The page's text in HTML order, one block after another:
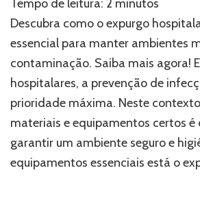
hospitalar
em
a
escolha
para
evitar
contaminações
Tempo de leitura: 2 minutos
Descubra como o expurgo
essencial para manter ambientes
contaminação. Saiba mais agora!
hospitalares, a prevenção de
prioridade máxima. Neste
materiais e equipamentos certos é
garantir um ambiente seguro e
equipamentos essenciais está o